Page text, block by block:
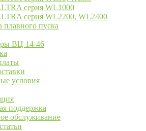
cерия WL1000
серия WL2200, WL2400
плавного пуска
ВЦ 14-46
условия
поддержка
обслуживание